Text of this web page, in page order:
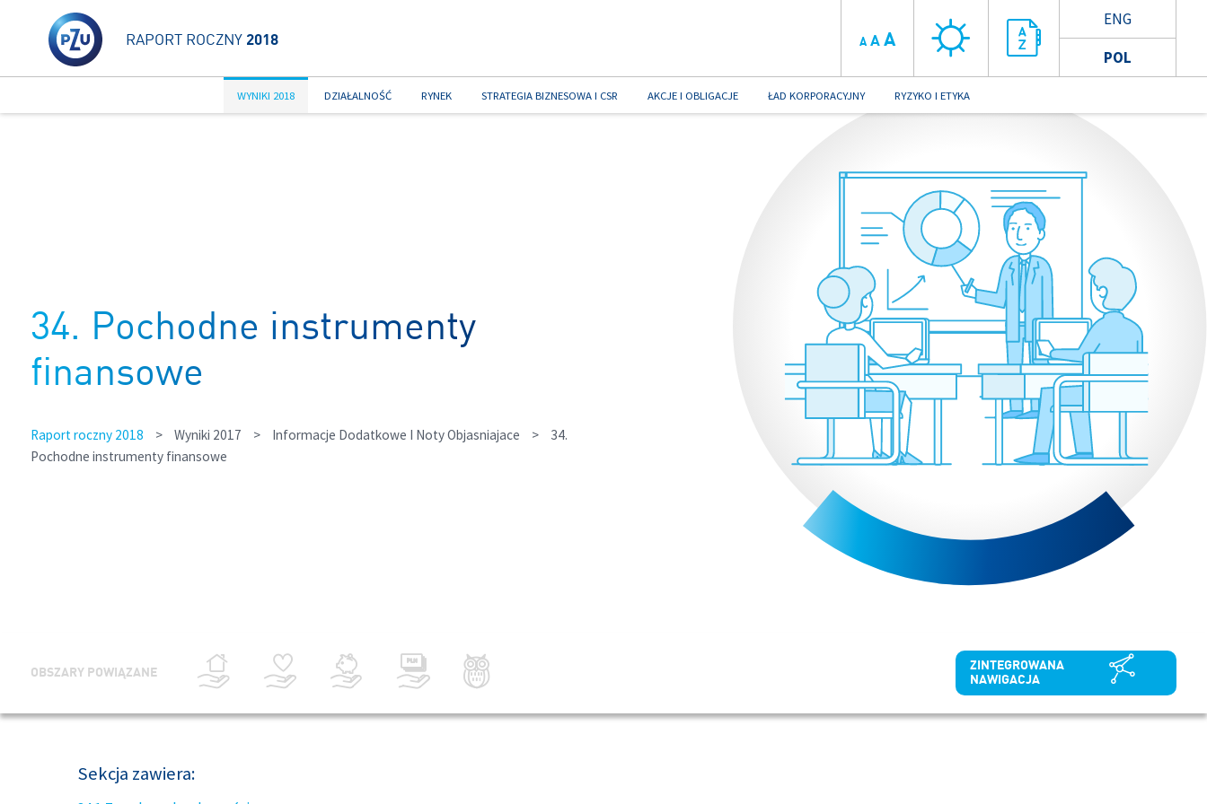
RAPORT ROCZNY 2018
ENG
POL
A A A
WYNIKI 2018 DZIAŁALNOŚĆ RYNEK STRATEGIA BIZNESOWA I CSR AKCJE I OBLIGACJE ŁAD KORPORACYJNY RYZYKO I ETYKA
34. Pochodne instrumenty
finansowe
Raport roczny 2018 > Wyniki 2017 > Informacje Dodatkowe I Noty Objasniajace >
34.
Pochodne instrumenty finansowe
OBSZARY POWIĄZANE
ZINTEGROWANA
NAWIGACJA
Sekcja zawiera: